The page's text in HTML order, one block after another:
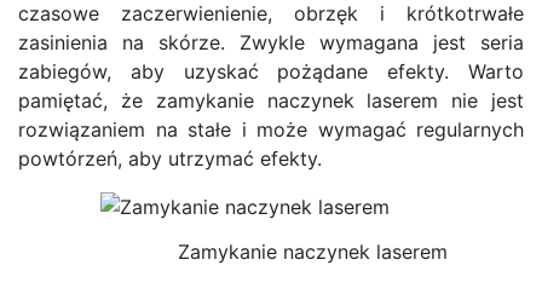
czasowe zaczerwienienie, obrzęk i krótkotrwałe
zasinienia na skórze. Zwykle wymagana jest seria
zabiegów, aby uzyskać pożądane efekty. Warto
pamiętać, że zamykanie naczynek laserem nie jest
rozwiązaniem na stałe i może wymagać regularnych
powtórzeń, aby utrzymać efekty.
Zamykanie naczynek laserem